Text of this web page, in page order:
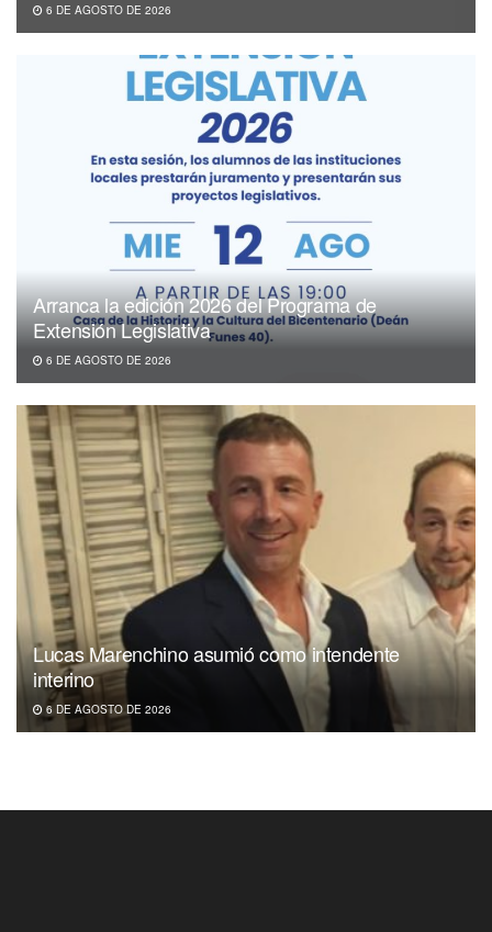
6 DE AGOSTO DE 2026
Arranca la edición 2026 del Programa de
Extensión Legislativa
6 DE AGOSTO DE 2026
Lucas Marenchino asumió como intendente
interino
6 DE AGOSTO DE 2026